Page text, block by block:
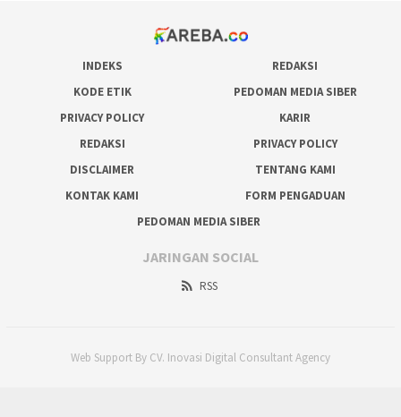
INDEKS
REDAKSI
KODE ETIK
PEDOMAN MEDIA SIBER
PRIVACY POLICY
KARIR
REDAKSI
PRIVACY POLICY
DISCLAIMER
TENTANG KAMI
KONTAK KAMI
FORM PENGADUAN
PEDOMAN MEDIA SIBER
JARINGAN SOCIAL
RSS
Web Support By CV. Inovasi Digital Consultant Agency